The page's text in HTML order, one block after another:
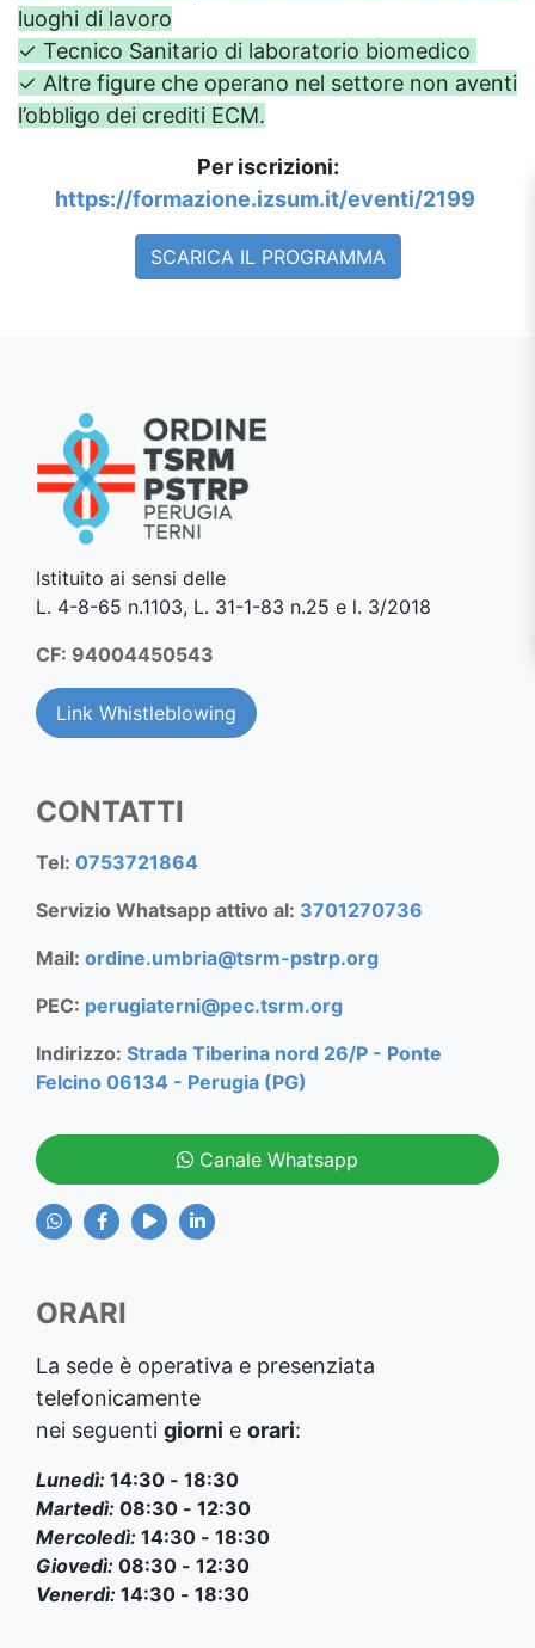
luoghi di lavoro
✓ Tecnico Sanitario di laboratorio biomedico
✓ Altre figure che operano nel settore non aventi
l’obbligo dei crediti ECM.
Per iscrizioni:
https://formazione.izsum.it/eventi/2199
SCARICA IL PROGRAMMA
Istituito ai sensi delle
L. 4-8-65 n.1103, L. 31-1-83 n.25 e l. 3/2018
CF: 94004450543
Link Whistleblowing
CONTATTI
Tel: 0753721864
Servizio Whatsapp attivo al: 3701270736
Mail: ordine.umbria@tsrm-pstrp.org
PEC: perugiaterni@pec.tsrm.org
Indirizzo: Strada Tiberina nord 26/P - Ponte
Felcino 06134 - Perugia (PG)
Canale Whatsapp
ORARI
La sede è operativa e presenziata
telefonicamente
nei seguenti giorni e orari:
Lunedì: 14:30 - 18:30
Martedì: 08:30 - 12:30
Mercoledì: 14:30 - 18:30
Giovedì: 08:30 - 12:30
Venerdì: 14:30 - 18:30